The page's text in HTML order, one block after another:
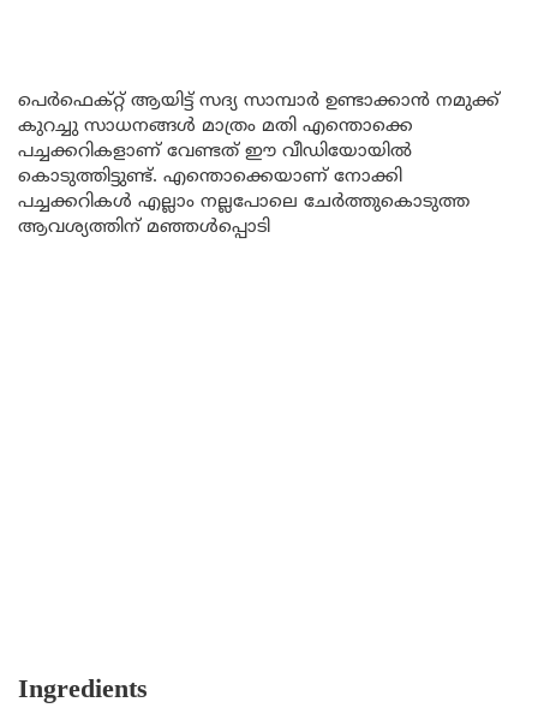
പെർഫെക്റ്റ് ആയിട്ട് സദ്യ സാമ്പാർ ഉണ്ടാക്കാൻ നമുക്ക്
കുറച്ചു സാധനങ്ങൾ മാത്രം മതി എന്തൊക്കെ
പച്ചക്കറികളാണ് വേണ്ടത് ഈ വീഡിയോയിൽ
കൊടുത്തിട്ടുണ്ട്. എന്തൊക്കെയാണ് നോക്കി
പച്ചക്കറികൾ എല്ലാം നല്ലപോലെ ചേർത്തുകൊടുത്ത
ആവശ്യത്തിന് മഞ്ഞൾപ്പൊടി
Ingredients